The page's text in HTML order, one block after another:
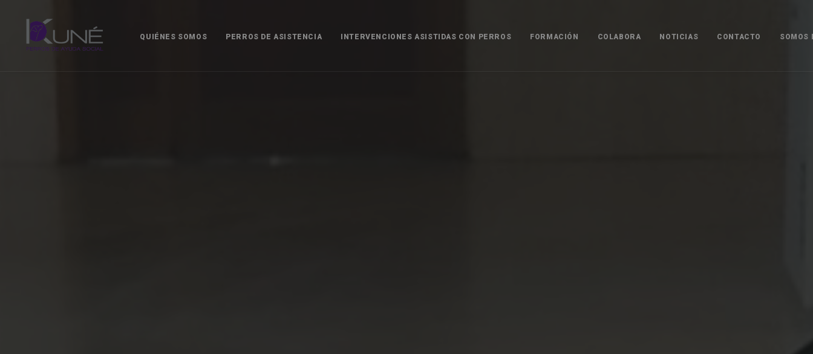
QUIÉNES SOMOS PERROS DE ASISTENCIA INTERVENCIONES ASISTIDAS CON PERROS FORMACIÓN COLABORA NOTICIAS CONTACTO SOMOS